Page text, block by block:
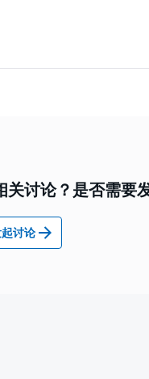
关讨论？是否需要
讨论